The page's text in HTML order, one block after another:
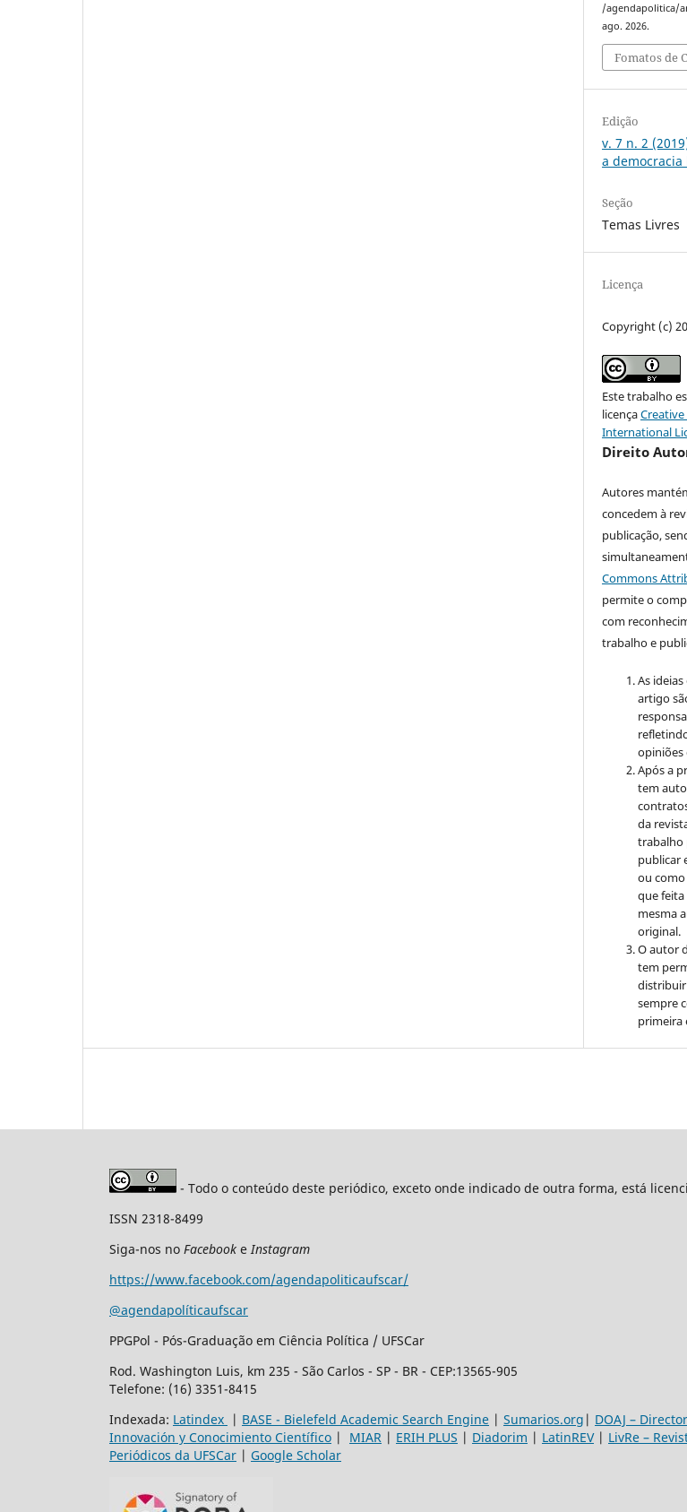
/agendapolitica/
ago. 2026.
Fomatos de
Edição
v. 7 n. 2
a
Seção
Temas Livres
Licença
Copyright (c)
Este trabalho
licença
International
Direito
Autores
concedem à
publicação,
Commons
permite o
com
trabalho e
As
artigo
opiniões
Após a
tem
da
trabalho
publicar
ou
que feita
mesma
original.
O autor
tem
sempre
primeira
- Todo o conteúdo deste periódico, exceto onde indicado de outra forma, está
ISSN 2318-8499
Siga-nos no Facebook e Instagram
https://www.facebook.com/agendapoliticaufscar/
@agendapolíticaufscar
PPGPol - Pós-Graduação em Ciência Política / UFSCar
Rod. Washington Luis, km 235 - São Carlos - SP - BR - CEP:13565-905
Telefone: (16) 3351-8415
Indexada: Latindex | BASE - Bielefeld Academic Search Engine | Sumarios.org | DOAJ –
Innovación y Conocimiento Científico | MIAR | ERIH PLUS | Diadorim | LatinREV| LivRe –
Periódicos da UFSCar | Google Scholar